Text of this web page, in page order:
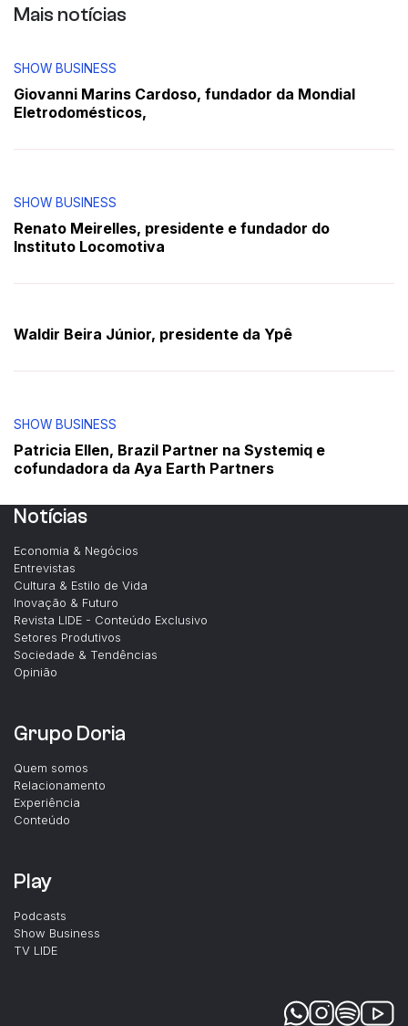
Mais notícias
SHOW BUSINESS
Giovanni Marins Cardoso, fundador da Mondial
Eletrodomésticos,
SHOW BUSINESS
Renato Meirelles, presidente e fundador do
Instituto Locomotiva
Waldir Beira Júnior, presidente da Ypê
SHOW BUSINESS
Patricia Ellen, Brazil Partner na Systemiq e
cofundadora da Aya Earth Partners
Notícias
Economia & Negócios
Entrevistas
Cultura & Estilo de Vida
Inovação & Futuro
Revista LIDE - Conteúdo Exclusivo
Setores Produtivos
Sociedade & Tendências
Opinião
Grupo Doria
Quem somos
Relacionamento
Experiência
Conteúdo
Play
Podcasts
Show Business
TV LIDE